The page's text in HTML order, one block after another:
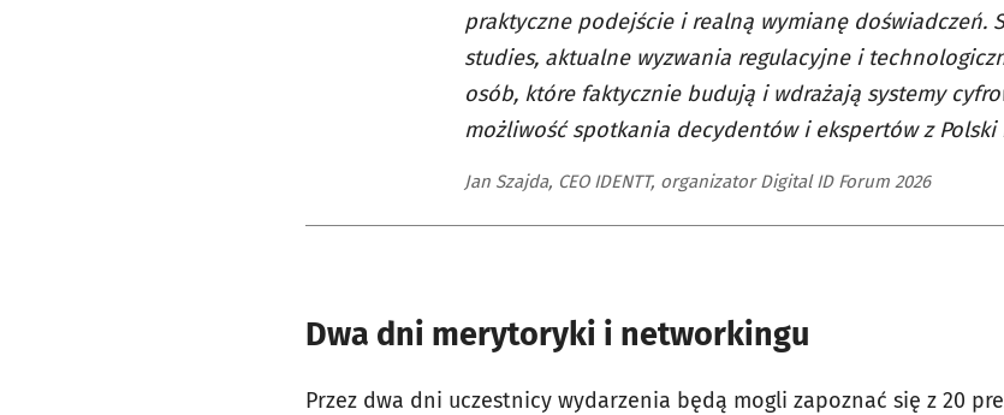
praktyczne podejście i realną wymianę doświadczeń.
studies, aktualne wyzwania regulacyjne i
osób, które faktycznie budują i wdrażają systemy
możliwość spotkania decydentów i ekspertów z Polski
Jan Szajda, CEO IDENTT, organizator Digital ID Forum 2026
Dwa dni merytoryki i networkingu
Przez dwa dni uczestnicy wydarzenia będą mogli zapoznać się z 20